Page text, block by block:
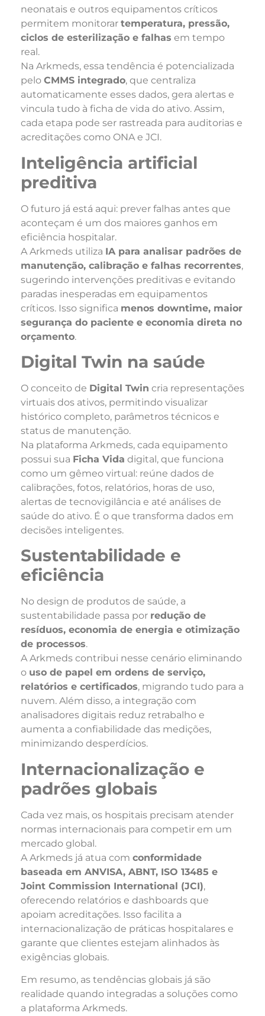
neonatais e outros equipamentos críticos
permitem monitorar temperatura, pressão,
ciclos de esterilização e falhas em tempo
real.
Na Arkmeds, essa tendência é potencializada
pelo CMMS integrado, que centraliza
automaticamente esses dados, gera alertas e
vincula tudo à ficha de vida do ativo. Assim,
cada etapa pode ser rastreada para auditorias e
acreditações como ONA e JCI.
Inteligência artificial
preditiva
O futuro já está aqui: prever falhas antes que
aconteçam é um dos maiores ganhos em
eficiência hospitalar.
A Arkmeds utiliza IA para analisar padrões de
manutenção, calibração e falhas recorrentes,
sugerindo intervenções preditivas e evitando
paradas inesperadas em equipamentos
críticos. Isso significa menos downtime, maior
segurança do paciente e economia direta no
orçamento.
Digital Twin na saúde
O conceito de Digital Twin cria representações
virtuais dos ativos, permitindo visualizar
histórico completo, parâmetros técnicos e
status de manutenção.
Na plataforma Arkmeds, cada equipamento
possui sua Ficha Vida digital, que funciona
como um gêmeo virtual: reúne dados de
calibrações, fotos, relatórios, horas de uso,
alertas de tecnovigilância e até análises de
saúde do ativo. É o que transforma dados em
decisões inteligentes.
Sustentabilidade e
eficiência
No design de produtos de saúde, a
sustentabilidade passa por redução de
resíduos, economia de energia e otimização
de processos.
A Arkmeds contribui nesse cenário eliminando
o uso de papel em ordens de serviço,
relatórios e certificados, migrando tudo para a
nuvem. Além disso, a integração com
analisadores digitais reduz retrabalho e
aumenta a confiabilidade das medições,
minimizando desperdícios.
Internacionalização e
padrões globais
Cada vez mais, os hospitais precisam atender
normas internacionais para competir em um
mercado global.
A Arkmeds já atua com conformidade
baseada em ANVISA, ABNT, ISO 13485 e
Joint Commission International (JCI),
oferecendo relatórios e dashboards que
apoiam acreditações. Isso facilita a
internacionalização de práticas hospitalares e
garante que clientes estejam alinhados às
exigências globais.
Em resumo, as tendências globais já são
realidade quando integradas a soluções como
a plataforma Arkmeds.